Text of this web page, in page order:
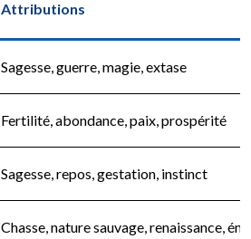
Attributions
Sagesse, guerre, magie, extase
Fertilité, abondance, paix, prospérité
Sagesse, repos, gestation, instinct
Chasse, nature sauvage, renaissance,